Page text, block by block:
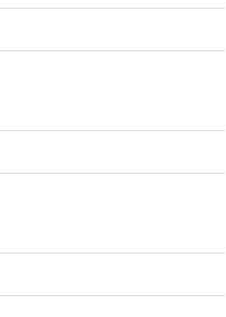
solo il 20% dei